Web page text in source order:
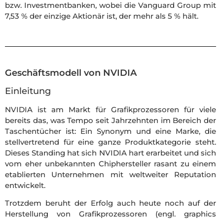
bzw. Investmentbanken, wobei die Vanguard Group mit
7,53 % der einzige Aktionär ist, der mehr als 5 % hält.
Geschäftsmodell von NVIDIA
Einleitung
NVIDIA ist am Markt für Grafikprozessoren für viele
bereits das, was Tempo seit Jahrzehnten im Bereich der
Taschentücher ist: Ein Synonym und eine Marke, die
stellvertretend für eine ganze Produktkategorie steht.
Dieses Standing hat sich NVIDIA hart erarbeitet und sich
vom eher unbekannten Chiphersteller rasant zu einem
etablierten Unternehmen mit weltweiter Reputation
entwickelt.
Trotzdem beruht der Erfolg auch heute noch auf der
Herstellung von Grafikprozessoren (engl. graphics